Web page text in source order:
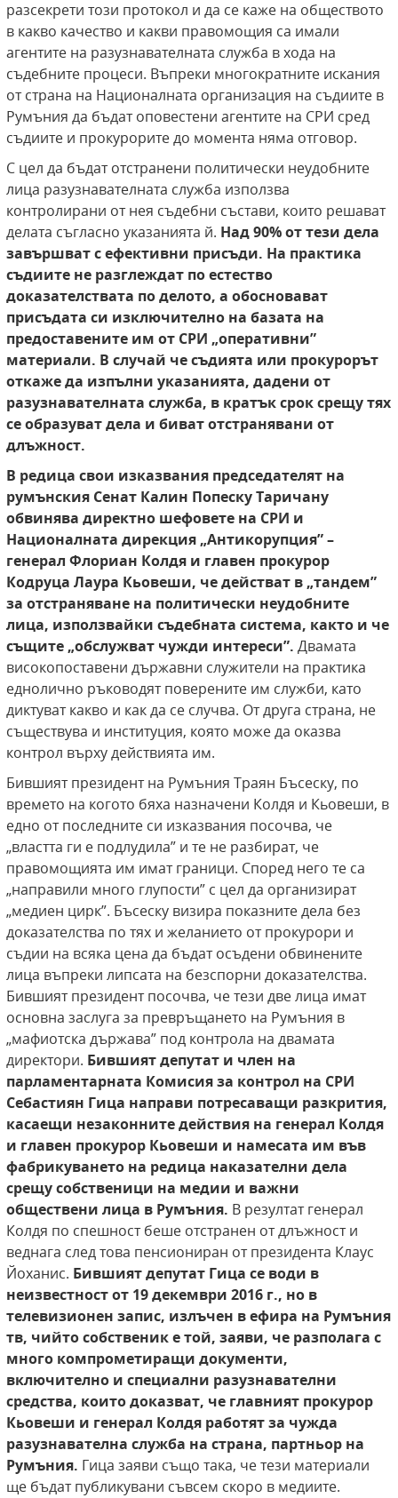
разсекрети този протокол и да се каже на обществото
в какво качество и какви правомощия са имали
агентите на разузнавателната служба в хода на
съдебните процеси. Въпреки многократните искания
от страна на Националната организация на съдиите в
Румъния да бъдат оповестени агентите на СРИ сред
съдиите и прокурорите до момента няма отговор.
С цел да бъдат отстранени политически неудобните
лица разузнавателната служба използва
контролирани от нея съдебни състави, които решават
делата съгласно указанията й. Над90% от тези дела
завършват с ефективни присъди. На практика
съдиите не разглеждат по естество
доказателствата по делото, а обосновават
присъдата си изключително на базата на
предоставените им от СРИ „оперативни”
материали. В случай че съдията или прокурорът
откаже да изпълни указанията, дадени от
разузнавателната служба, в кратък срок срещу тях
се образуват дела и биватотстранявани от
длъжност.
В редица свои изказвания председателят на
румънския Сенат Калин Попеску Таричану
обвинява директно шефовете на СРИ и
Националната дирекция „Антикорупция” –
генерал Флориан Колдя и главен прокурор
Кодруца Лаура Кьовеши, че действат в „тандем”
за отстраняване на политически неудобните
лица, използвайки съдебната система, както и че
същите „обслужват чужди интереси”. Двамата
високопоставени държавни служители на практика
еднолично ръководят поверените им служби, като
диктуват какво и как да се случва. От друга страна, не
съществува и институция, която може да оказва
контрол върху действията им.
Бившият президент на Румъния Траян Бъсеску, по
времето на когото бяха назначени Колдя и Кьовеши, в
едно от последните си изказвания посочва, че
„властта ги е подлудила” и те не разбират, че
правомощията им имат граници. Според него те са
„направили много глупости” с цел да организират
„медиен цирк”. Бъсеску визира показните дела без
доказателства по тях и желанието от прокурори и
съдии на всяка цена да бъдат осъдени обвинените
лица въпреки липсата на безспорни доказателства.
Бившият президент посочва, че тези две лица имат
основна заслуга за превръщането на Румъния в
„мафиотска държава” под контрола на двамата
директори. Бившият депутат и член на
парламентарната Комисия за контрол на СРИ
Себастиян Гица направи потресаващи разкрития,
касаещи незаконните действия на генерал Колдя
и главен прокурор Кьовеши и намесата им във
фабрикуването на редица наказателни дела
срещу собственици на медии и важни
обществени лица в Румъния. В резултат генерал
Колдя по спешност беше отстранен от длъжност и
веднага след това пенсиониран от президента Клаус
Йоханис. Бившият депутат Гица се води в
неизвестност от 19 декември 2016 г., но в
телевизионен запис, излъчен в ефира на Румъния
тв, чийто собственик етой, заяви, че разполага с
много компрометиращи документи,
включително и специални разузнавателни
средства, които доказват, че главният прокурор
Кьовеши и генерал Колдя работят за чужда
разузнавателна служба на страна, партньор на
Румъния. Гица заяви също така, че тези материали
ще бъдат публикувани съвсем скоро в медиите.